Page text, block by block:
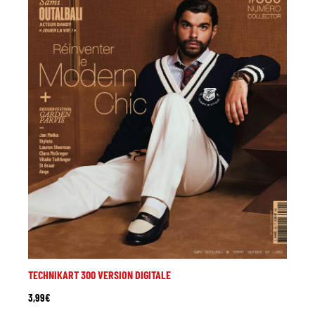
TECHNIKART 300 VERSION DIGITALE
3,99€